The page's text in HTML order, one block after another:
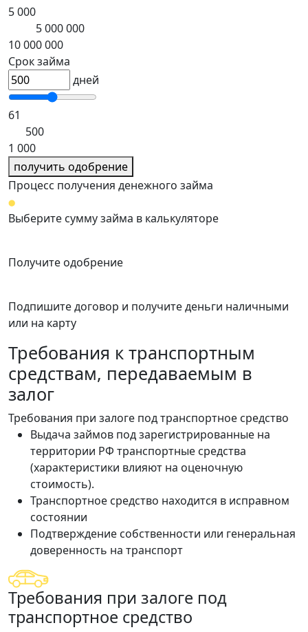
5 000
5 000 000
10 000 000
Срок займа
дней
61
500
1 000
получить одобрение
Процесс получения денежного займа
Выберите сумму займа в калькуляторе
Получите одобрение
Подпишите договор и получите деньги наличными
или на карту
Требования к транспортным
средствам, передаваемым в
залог
Требования при залоге под транспортное средство
Выдача займов под зарегистрированные на
территории РФ транспортные средства
(характеристики влияют на оценочную
стоимость).
Транспортное средство находится в исправном
состоянии
Подтверждение собственности или генеральная
доверенность на транспорт
Требования при залоге под
транспортное средство